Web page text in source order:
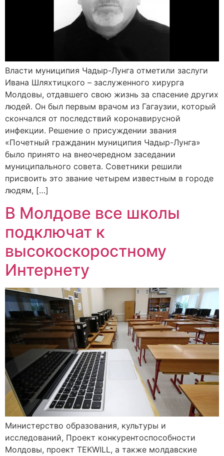
Власти муниципия Чадыр-Лунга отметили заслуги
Ивана Шляхтицкого – заслуженного хирурга
Молдовы, отдавшего свою жизнь за спасение других
людей. Он был первым врачом из Гагаузии, который
скончался от последствий коронавирусной
инфекции. Решение о присуждении звания
«Почетный гражданин муниципия Чадыр-Лунга»
было принято на внеочередном заседании
муниципального совета. Советники решили
присвоить это звание четырем известным в городе
людям, […]
В Молдове все школы
подключат к
высокоскоростному
Интернету
Министерство образования, культуры и
исследований, Проект конкурентоспособности
Молдовы, проект TEKWILL, а также молдавские